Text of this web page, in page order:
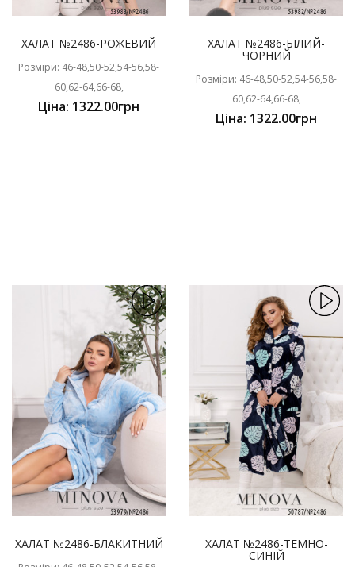
ХАЛАТ №2486-РОЖЕВИЙ
Розміри: 46-48,50-52,54-56,58-
60,62-64,66-68,
Ціна: 1322.00грн
ХАЛАТ №2486-БІЛИЙ-
ЧОРНИЙ
Розміри: 46-48,50-52,54-56,58-
60,62-64,66-68,
Ціна: 1322.00грн
ХАЛАТ №2486-БЛАКИТНИЙ ХАЛАТ №2486-ТЕМНО-
СИНІЙ